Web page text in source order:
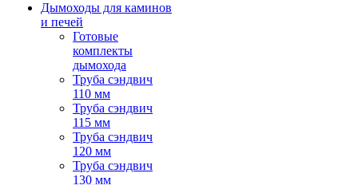
Дымоходы для каминов
и печей
Готовые
комплекты
дымохода
Труба сэндвич
110 мм
Труба сэндвич
115 мм
Труба сэндвич
120 мм
Труба сэндвич
130 мм